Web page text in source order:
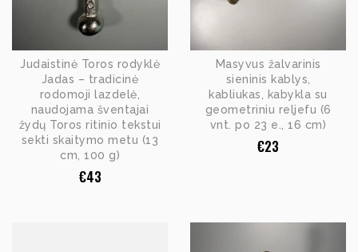
Judaistinė Toros rodyklė
Jadas – tradicinė
rodomoji lazdelė,
naudojama šventajai
žydų Toros ritinio tekstui
sekti skaitymo metu (13
cm, 100 g)
€43
Masyvus žalvarinis
sieninis kablys,
kabliukas, kabykla su
geometriniu reljefu (6
vnt. po 23 e., 16 cm)
€23